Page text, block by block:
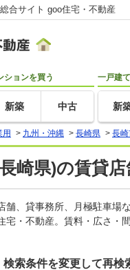
合サイト goo住宅・不動産
ションを買う
新築 中古
一戸建
新
用 > 九州・沖縄 > 長崎県 > 長
崎県)の賃貸
舗、貸事務所、月極駐車場
宅・不動産。賃料・広さ・
索条件を変更して再検